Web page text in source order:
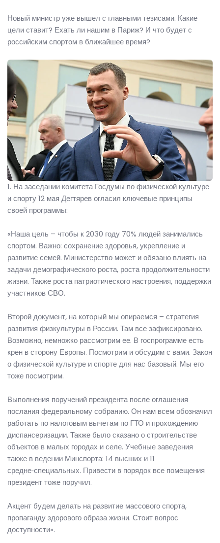
Новый министр уже вышел с главными тезисами. Какие
цели ставит? Ехать ли нашим в Париж? И что будет с
российским спортом в ближайшее время?
1. На заседании комитета Госдумы по физической культуре
и спорту 12 мая Дегтярев огласил ключевые принципы
своей программы:
«Наша цель – чтобы к 2030 году 70% людей занимались
спортом. Важно: сохранение здоровья, укрепление и
развитие семей. Министерство может и обязано влиять на
задачи демографического роста, роста продолжительности
жизни. Также роста патриотического настроения, поддержки
участников СВО.
Второй документ, на который мы опираемся – стратегия
развития физкультуры в России. Там все зафиксировано.
Возможно, немножко рассмотрим ее. В госпрограмме есть
крен в сторону Европы. Посмотрим и обсудим с вами. Закон
о физической культуре и спорте для нас базовый. Мы его
тоже посмотрим.
Выполнения поручений президента после оглашения
послания федеральному собранию. Он нам всем обозначил
работать по налоговым вычетам по ГТО и прохождению
диспансеризации. Также было сказано о строительстве
объектов в малых городах и селе. Учебные заведения
также в ведении Минспорта: 14 высших и 11
средне‑специальных. Привести в порядок все помещения
президент тоже поручил.
Акцент будем делать на развитие массового спорта,
пропаганду здорового образа жизни. Стоит вопрос
доступности».